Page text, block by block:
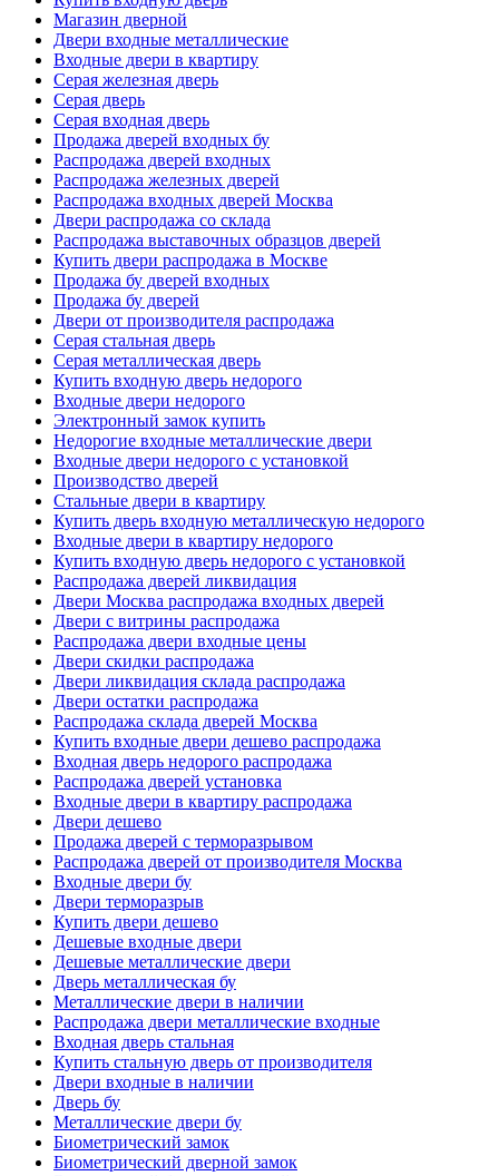
Магазин дверной
Двери входные металлические
Входные двери в квартиру
Серая железная дверь
Серая дверь
Серая входная дверь
Продажа дверей входных бу
Распродажа дверей входных
Распродажа железных дверей
Распродажа входных дверей Москва
Двери распродажа со склада
Распродажа выставочных образцов дверей
Купить двери распродажа в Москве
Продажа бу дверей входных
Продажа бу дверей
Двери от производителя распродажа
Серая стальная дверь
Серая металлическая дверь
Купить входную дверь недорого
Входные двери недорого
Электронный замок купить
Недорогие входные металлические двери
Входные двери недорого с установкой
Производство дверей
Стальные двери в квартиру
Купить дверь входную металлическую недорого
Входные двери в квартиру недорого
Купить входную дверь недорого с установкой
Распродажа дверей ликвидация
Двери Москва распродажа входных дверей
Двери с витрины распродажа
Распродажа двери входные цены
Двери скидки распродажа
Двери ликвидация склада распродажа
Двери остатки распродажа
Распродажа склада дверей Москва
Купить входные двери дешево распродажа
Входная дверь недорого распродажа
Распродажа дверей установка
Входные двери в квартиру распродажа
Двери дешево
Продажа дверей с терморазрывом
Распродажа дверей от производителя Москва
Входные двери бу
Двери терморазрыв
Купить двери дешево
Дешевые входные двери
Дешевые металлические двери
Дверь металлическая бу
Металлические двери в наличии
Распродажа двери металлические входные
Входная дверь стальная
Купить стальную дверь от производителя
Двери входные в наличии
Дверь бу
Металлические двери бу
Биометрический замок
Биометрический дверной замок